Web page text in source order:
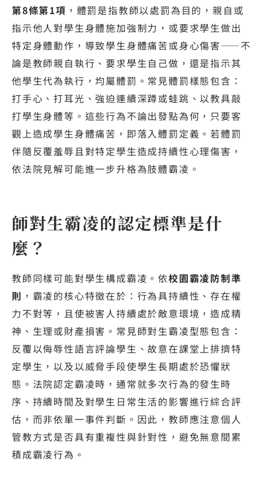
第8條第1項 ，體罰是指教師以處罰為目的，親自或
指示他人對學生身體施加強制力，或要求學生做出
特定身體動作，導致學生身體痛苦或身心傷害——不
論是教師親自執行、要求學生自己做，還是指示其
他學生代為執行，均屬體罰。常見體罰樣態包含：
打手心、打耳光、強迫連續深蹲或蛙跳、以教具敲
打學生身體等。這些行為不論出發點為何，只要客
觀上造成學生身體痛苦，即落入體罰定義。若體罰
伴隨反覆羞辱且對特定學生造成持續性心理傷害，
依法院見解可能進一步升格為肢體霸凌。
師對生霸凌的認定標準是什
麼？
教師同樣可能對學生構成霸凌。依校園霸凌防制準
則 ，霸凌的核心特徵在於：行為具持續性、存在權
力不對等，且使被害人持續處於敵意環境，造成精
神、生理或財產損害。常見師對生霸凌型態包含：
反覆以侮辱性語言評論學生、故意在課堂上排擠特
定學生，以及以威脅手段使學生長期處於恐懼狀
態。法院認定霸凌時，通常就多次行為的發生時
序、持續時間及對學生日常生活的影響進行綜合評
估，而非依單一事件判斷。因此，教師應注意個人
管教方式是否具有重複性與針對性，避免無意間累
積成霸凌行為。